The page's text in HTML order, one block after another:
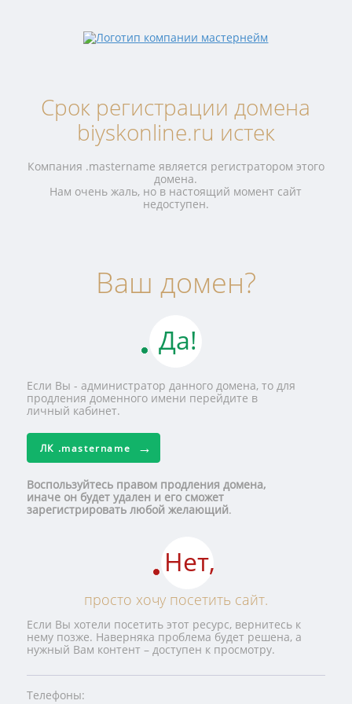
Срок регистрации домена
biyskonline.ru истек
Компания .mastername является регистратором этого
домена.
Нам очень жаль, но в настоящий момент сайт
недоступен.
Ваш домен?
Да!
Если Вы - администратор данного домена, то для
продления доменного имени перейдите в
личный кабинет.
ЛК .mastername
Воспользуйтесь правом продления домена,
иначе он будет удален и его сможет
зарегистрировать любой желающий.
Нет,
просто хочу посетить сайт.
Если Вы хотели посетить этот ресурс, вернитесь к
нему позже. Наверняка проблема будет решена, а
нужный Вам контент – доступен к просмотру.
Телефоны: